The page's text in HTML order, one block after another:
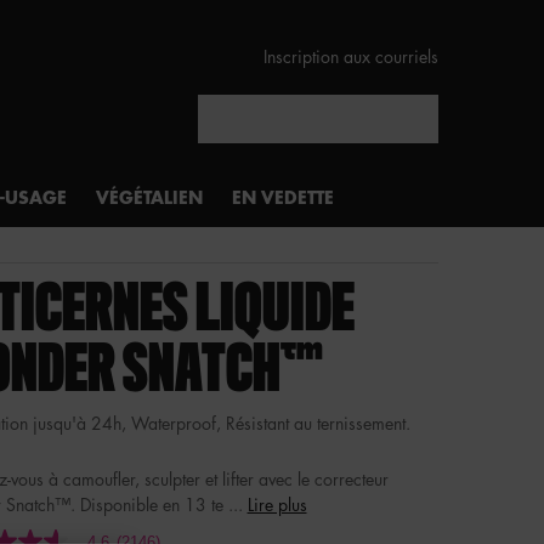
Inscription aux courriels
VÉGÉTALIEN EN VEDETTE
LIQUIDE
SNATCH™
jusqu'à 24h, Waterproof, Résistant au ternissement.
vous à camoufler, sculpter et lifter avec le correcteur
Snatch™. Disponible en 13 te ... Lire plus